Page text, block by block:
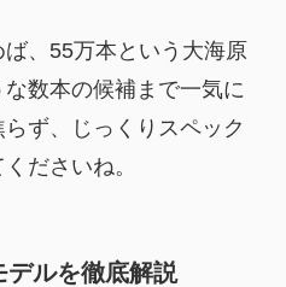
、55万本という大海原
数本の候補まで一気に
ず、じっくりスペック
ださいね。
デルを徹底解説